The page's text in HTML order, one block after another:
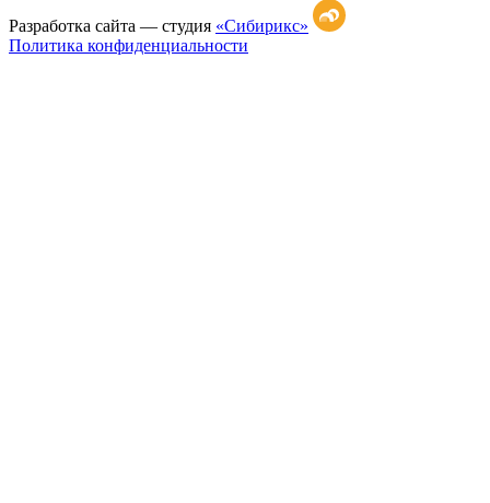
Разработка сайта — студия «Сибирикс»
Политика конфиденциальности